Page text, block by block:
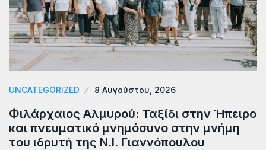
UNCATEGORIZED 8 Αυγούστου, 2026
Φιλάρχαιος Αλμυρού: Ταξίδι στην Ήπειρο
και πνευματικό μνημόσυνο στην μνήμη
του ιδρυτή της Ν.Ι. Γιαννόπουλου